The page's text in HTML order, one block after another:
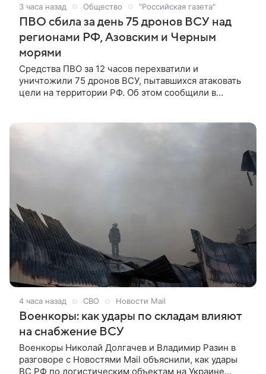
дежурными средствами ПВО перехвачены и
уничтожены 75 украинских беспилотных
летательных аппаратов самолетного типа над
территориями Белгородской, Брянской,
Воронежской, Курской областей, Республики Крым
и над акваториями Азовского и Черного морей», —
говорится в сообщении.
3 часа назад Общество "Российская газета"
ПВО сбила за день 75 дронов ВСУ над
регионами РФ, Азовским и Черным
морями
Средства ПВО за 12 часов перехватили и
уничтожили 75 дронов ВСУ, пытавшихся атаковать
цели на территории РФ. Об этом сообщили в
4 часа назад СВО Новости Mail
Военкоры: как удары по складам влияют
на снабжение ВСУ
Военкоры Николай Долгачев и Владимир Разин в
разговоре с Новостями Mail объяснили, как удары
ВС РФ по логистическим объектам на Украине